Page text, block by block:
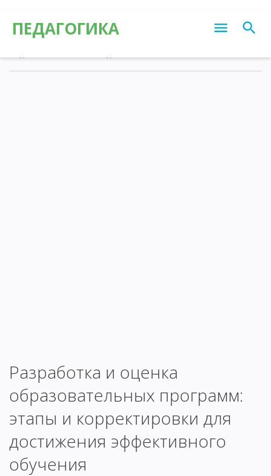
ПЕДАГОГИКА
Разработка и оценка
образовательных программ:
этапы и корректировки для
достижения эффективного
обучения